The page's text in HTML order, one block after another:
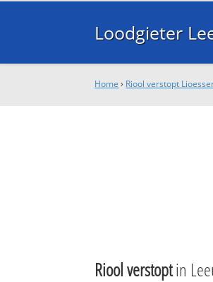
Loodgieter
Home › Riool verstopt
Riool verstoptin